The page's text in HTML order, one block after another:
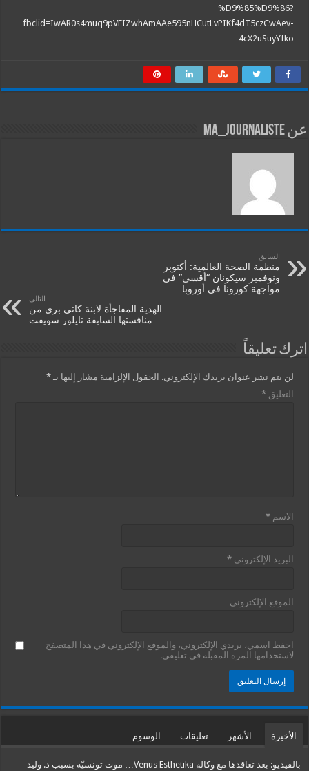
%D9%85%D9%86?
fbclid=IwAR0s4muq9pVFIZwhAmAAe595nHCutLvPIKf4dT5czCwAev-
4cX2uSuyYfko
عن ma_journaliste
السابق
منظمة الصحة العالمية: أكتوبر
ونوفمبر سيكونان “أقسى” في
مواجهة كورونا في أوروبا
التالي
الهدية المفاجأة لابنة كاتي بري من
منافستها السابقة تايلور سويفت
اترك تعليقاً
لن يتم نشر عنوان بريدك الإلكتروني. الحقول الإلزامية مشار إليها بـ*
التعليق*
الاسم*
البريد الإلكتروني*
الموقع الإلكتروني
احفظ اسمي، بريدي الإلكتروني، والموقع الإلكتروني في هذا المتصفح
لاستخدامها المرة المقبلة في تعليقي.
الأخيرة الأشهر تعليقات الوسوم
بالفيديو: بعد تعاقدها مع وكالة Venus Esthetika… موت تونسيّة بسبب د. وليد